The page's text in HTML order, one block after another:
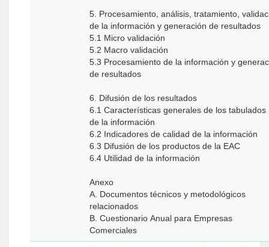
5. Procesamiento, análisis, tratamiento,
de la información y generación de resultados
5.1 Micro validación
5.2 Macro validación
5.3 Procesamiento de la información y
de resultados
6. Difusión de los resultados
6.1 Características generales de los tabulados
de la información
6.2 Indicadores de calidad de la información
6.3 Difusión de los productos de la EAC
6.4 Utilidad de la información
Anexo
A. Documentos técnicos y metodológicos
relacionados
B. Cuestionario Anual para Empresas
Comerciales